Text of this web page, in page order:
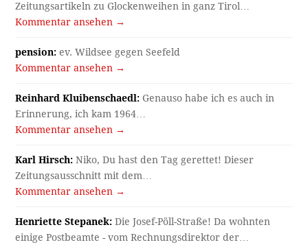
Zeitungsartikeln zu Glockenweihen in ganz Tirol…
Kommentar ansehen →
pension: ev. Wildsee gegen Seefeld
Kommentar ansehen →
Reinhard Kluibenschaedl: Genauso habe ich es auch in
Erinnerung, ich kam 1964…
Kommentar ansehen →
Karl Hirsch: Niko, Du hast den Tag gerettet! Dieser
Zeitungsausschnitt mit dem…
Kommentar ansehen →
Henriette Stepanek: Die Josef-Pöll-Straße! Da wohnten
einige Postbeamte - vom Rechnungsdirektor der…